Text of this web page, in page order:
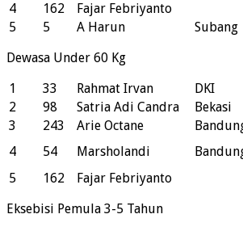
4
162 Fajar Febriyanto
5
5 A Harun Subang
Dewasa Under 60 Kg
1
33 Rahmat Irvan DKI
2
98 Satria Adi Candra Bekasi
3
243 Arie Octane
4
54 Marsholandi
5
162 Fajar Febriyanto
Eksebisi Pemula 3-5 Tahun